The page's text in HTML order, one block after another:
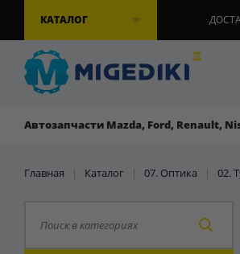
КАТАЛОГ
Автозапчасти Mazda, Ford, Renault,
Главная | Каталог | 07. Оптика | 02.